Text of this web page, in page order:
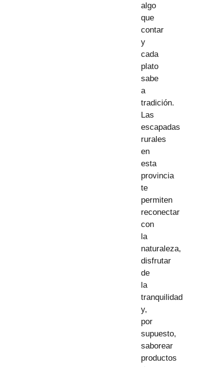
algo
que
contar
y
cada
plato
sabe
a
tradición.
Las
escapadas
rurales
en
esta
provincia
te
permiten
reconectar
con
la
naturaleza,
disfrutar
de
la
tranquilidad
y,
por
supuesto,
saborear
productos